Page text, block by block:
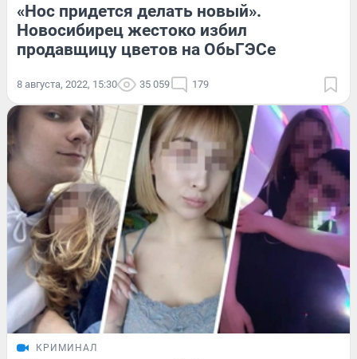
«Нос придется делать новый».
Новосибирец жестоко избил
продавщицу цветов на ОбьГЭСе
8 августа, 2022, 15:30 35 059 179
КРИМИНАЛ